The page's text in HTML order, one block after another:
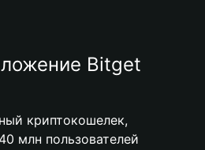
Bitget
криптокошелек,
млн пользователей